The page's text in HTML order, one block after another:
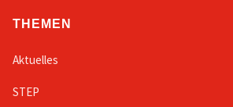
THEMEN
Aktuelles
STEP